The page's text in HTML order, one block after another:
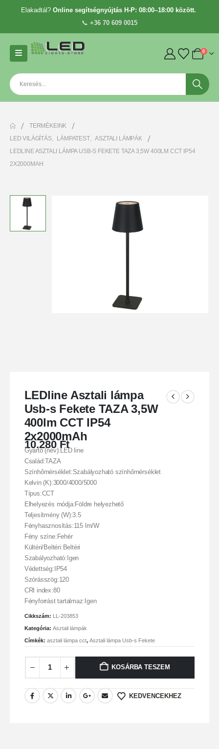
Elakadtál? Online segítségnyújtás H-P: 08:00–18:00 között.
📞 +36 70 609 0015
0
TERMÉKEINK
LED VILÁGÍTÁS, LÁMPATEST, ASZTALI LÁMPÁK
LEDLINE ASZTALI LÁMPA USB-S FEKETE TAZA 3,5W 400LM CCT IP54
2X2000MAH
LEDline Asztali lámpa
Usb-s Fekete TAZA 3,5W
400lm CCT IP54
2x2000mAh
10.280Ft
Gyártó (név):LED line
Család:TAZA
Színhőmérséklet:Szabályozható színhőmérséklet
Kelvin (K):3000/4000/5000
Típus:CCT
Elhelyezés módja:Földre helyezhető
Teljesítmény (W):3.5
Fényhasznosítás:115 lm/W
Fény színe:Fehér
Kültéri/Beltéri:Beltéri
Szabályozható:Igen
Védettség:IP54
Szórásszög:120
CRI index:80
Fényforrást tartalmaz:Igen
Cikkszám: LL-203853
Kategória: Asztali lámpák
Címkék: asztali lámpa cct, Asztali lámpa Usb-s Fekete
KOSÁRBA TESZEM
KEDVENCEKHEZ